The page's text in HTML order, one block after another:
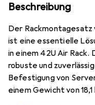
Beschreibung
Der
ist eine essentielle
in einem 42U Air
robuste und
Befestigung von
einem Gewicht von